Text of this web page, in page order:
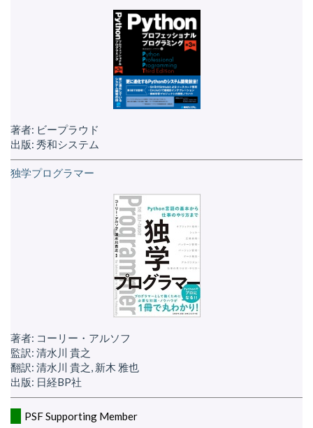
著者: ビープラウド
出版: 秀和システム
独学プログラマー
著者: コーリー・アルソフ
監訳: 清水川 貴之
翻訳: 清水川 貴之, 新木 雅也
出版: 日経BP社
PSF Supporting Member